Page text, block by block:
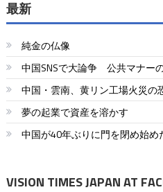
ナ
ビ
ゲ
ー
シ
ョ
最新
純金の仏像
中国SNSで大論争 公共マナー
中国・雲南、黄リン工場火災の
夢の起業で資産を溶かす
中国が40年ぶりに門を閉め始め
VISION TIMES JAPAN AT